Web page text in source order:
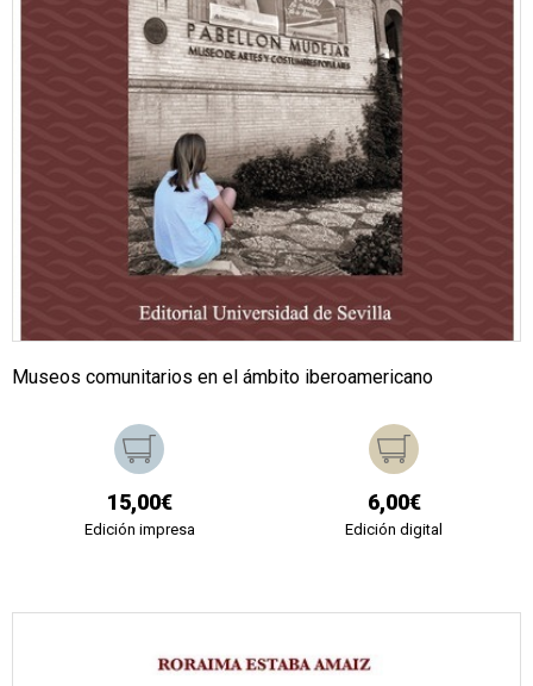
Museos comunitarios en el ámbito iberoamericano
15,00€
Edición impresa
6,00€
Edición digital